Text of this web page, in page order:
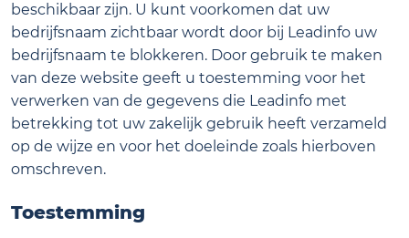
beschikbaar zijn. U kunt voorkomen dat uw
bedrijfsnaam zichtbaar wordt door bij Leadinfo uw
bedrijfsnaam te blokkeren. Door gebruik te maken
van deze website geeft u toestemming voor het
verwerken van de gegevens die Leadinfo met
betrekking tot uw zakelijk gebruik heeft verzameld
op de wijze en voor het doeleinde zoals hierboven
omschreven.
Toestemming